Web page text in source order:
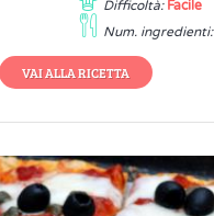
Difficoltà: Facile
Num. ingredienti:
VAI ALLA RICETTA